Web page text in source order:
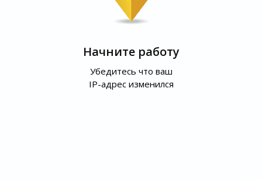
Начните работу
Убедитесь что ваш
IP-адрес изменился